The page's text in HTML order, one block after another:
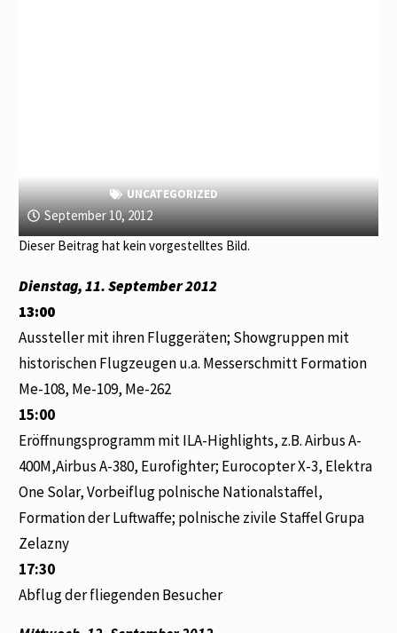
UNCATEGORIZED
September 10, 2012
Dieser Beitrag hat kein vorgestelltes Bild.
Dienstag, 11. September 2012
13:00
Aussteller mit ihren Fluggeräten; Showgruppen mit
historischen Flugzeugen u.a. Messerschmitt Formation
Me-108, Me-109, Me-262
15:00
Eröffnungsprogramm mit ILA-Highlights, z.B. Airbus A-
400M,Airbus A-380, Eurofighter; Eurocopter X-3, Elektra
One Solar, Vorbeiflug polnische Nationalstaffel,
Formation der Luftwaffe; polnische zivile Staffel Grupa
Zelazny
17:30
Abflug der fliegenden Besucher